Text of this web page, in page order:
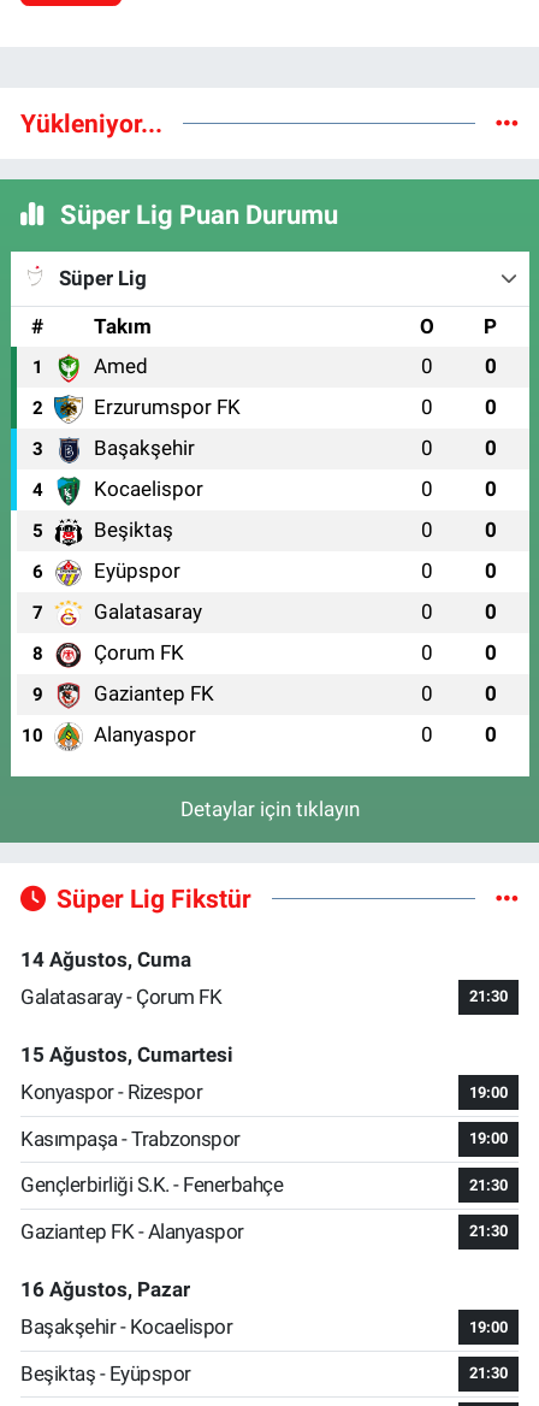
Yükleniyor...
Süper Lig Puan Durumu
Süper Lig
#
Takım O P
1 Amed 0 0
2 Erzurumspor FK 0 0
3 Başakşehir 0 0
4 Kocaelispor 0 0
5 Beşiktaş 0 0
6 Eyüpspor 0 0
7 Galatasaray 0 0
8 Çorum FK 0 0
9 Gaziantep FK 0 0
10 Alanyaspor 0 0
Detaylar için tıklayın
Süper Lig Fikstür
14 Ağustos, Cuma
Galatasaray - Çorum FK
21:30
15 Ağustos, Cumartesi
Konyaspor - Rizespor
19:00
Kasımpaşa - Trabzonspor 19:00
Gençlerbirliği S.K. - Fenerbahçe 21:30
Gaziantep FK - Alanyaspor 21:30
16 Ağustos, Pazar
Başakşehir - Kocaelispor
19:00
Beşiktaş - Eyüpspor 21:30